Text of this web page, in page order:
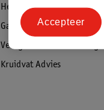
Herroepen & retourneren
Garantie
Veiligheidswaarschuwingen
Kruidvat Advies
Accepteer